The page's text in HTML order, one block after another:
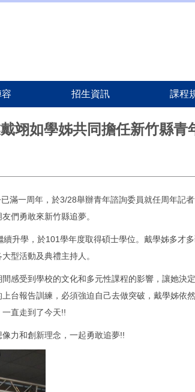
招生資訊 課程
翊如學姊共同擔任新竹縣
一周年，於3/28舉辦青年諮詢委員就任周年記
們勇敢來新竹縣追夢。
學，於101學年度取得碩士學位。戴學姊多才
型活動及典禮主持人。
受到學校的文化和多元性課程的影響，讓她決
台報告訓練，必須強迫自己去做突破，戴學姊依
直走到了今天!!
力和創新理念，一起勇敢追夢!!